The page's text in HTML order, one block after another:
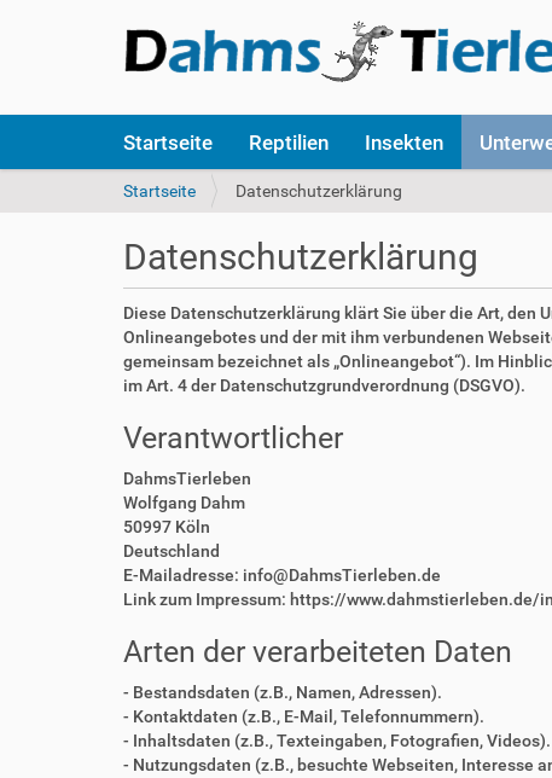
k
Startseite Reptilien Insekten
S
s
i
n
d
h
i
r
Startseite Datenschutzerklärung
Datenschutzerklärung
Diese Datenschutzerklärung klärt Sie über die Art, den
Onlineangebotes und der mit ihm verbundenen
gemeinsam bezeichnet als „Onlineangebot“). Im
im Art. 4 der Datenschutzgrundverordnung (DSGVO).
Verantwortlicher
DahmsTierleben
Wolfgang Dahm
50997 Köln
Deutschland
E-Mailadresse: info@DahmsTierleben.de
Link zum Impressum: https://www.dahmstierleben.de/
Arten der verarbeiteten Daten
- Bestandsdaten (z.B., Namen, Adressen).
- Kontaktdaten (z.B., E-Mail, Telefonnummern).
- Inhaltsdaten (z.B., Texteingaben, Fotografien, Videos).
- Nutzungsdaten (z.B., besuchte Webseiten, Interesse